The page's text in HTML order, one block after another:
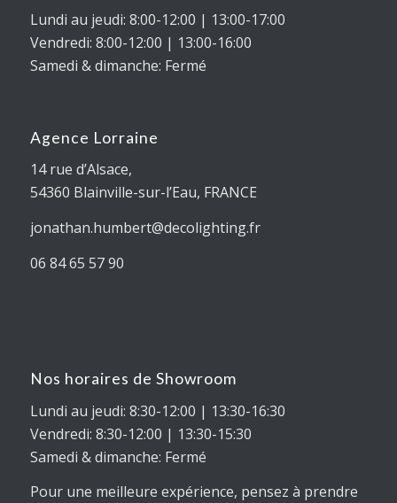
Lundi au jeudi: 8:00-12:00 | 13:00-17:00
Vendredi: 8:00-12:00 | 13:00-16:00
Samedi & dimanche: Fermé
Agence Lorraine
14 rue d’Alsace,
54360 Blainville-sur-l’Eau, FRANCE
jonathan.humbert@decolighting.fr
06 84 65 57 90
Nos horaires de Showroom
Lundi au jeudi: 8:30-12:00 | 13:30-16:30
Vendredi: 8:30-12:00 | 13:30-15:30
Samedi & dimanche: Fermé
Pour une meilleure expérience, pensez à prendre